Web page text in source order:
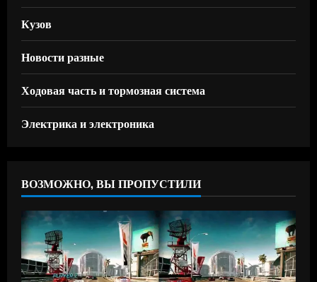
Кузов
Новости разные
Ходовая часть и тормозная система
Электрика и электроника
ВОЗМОЖНО, ВЫ ПРОПУСТИЛИ